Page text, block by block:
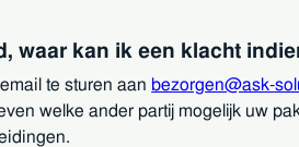
waar kan ik een klacht
te sturen aan bezorgen@ask-
welke ander partij mogelijk uw